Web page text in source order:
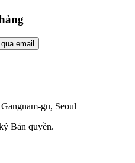
email
gu, Seoul
Bản quyền.